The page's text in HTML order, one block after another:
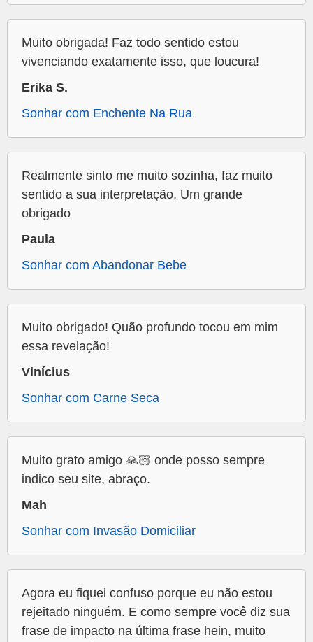
Muito obrigada! Faz todo sentido estou
vivenciando exatamente isso, que loucura!
Erika S.
Sonhar com Enchente Na Rua
Realmente sinto me muito sozinha, faz muito
sentido a sua interpretação, Um grande
obrigado
Paula
Sonhar com Abandonar Bebe
Muito obrigado! Quão profundo tocou em mim
essa revelação!
Vinícius
Sonhar com Carne Seca
Muito grato amigo 🙏🏻 onde posso sempre
indico seu site, abraço.
Mah
Sonhar com Invasão Domiciliar
Agora eu fiquei confuso porque eu não estou
rejeitado ninguém. E como sempre você diz sua
frase de impacto na última frase hein, muito